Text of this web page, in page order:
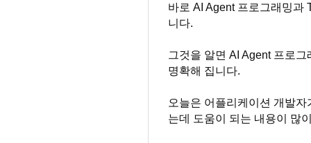
바로 AI Agent 프로그래밍과
니다.
그것을 알면 AI Agent 프로
명확해 집니다.
오늘은 어플리케이션 개발
는데 도움이 되는 내용이 많